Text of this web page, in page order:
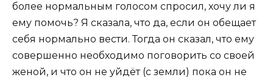
более нормальным голосом спросил, хочу ли я
ему помочь? Я сказала, что да, если он обещает
себя нормально вести. Тогда он сказал, что ему
совершенно необходимо поговорить со своей
женой, и что он не уйдёт (с земли) пока он не